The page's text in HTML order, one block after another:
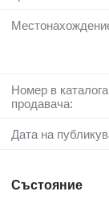
Номер в каталога на
продавача:
Дата на
Състояние